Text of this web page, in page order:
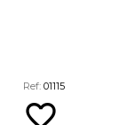
Ref:01115
favorite_border